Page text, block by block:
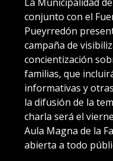
conjunto con el
Pueyrredón
campaña de
concientización
familias, que
informativas y
la difusión de la
charla será el
Aula Magna de la
abierta a todo